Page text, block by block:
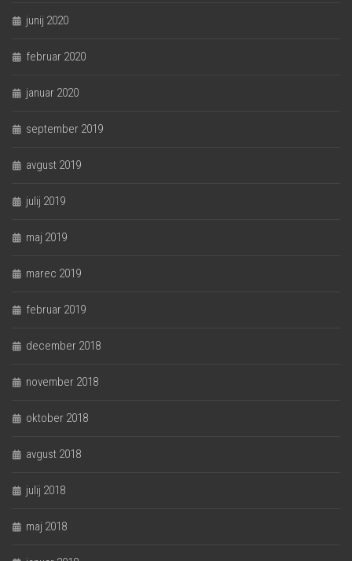
junij 2020
februar 2020
januar 2020
september 2019
avgust 2019
julij 2019
maj 2019
marec 2019
februar 2019
december 2018
november 2018
oktober 2018
avgust 2018
julij 2018
maj 2018